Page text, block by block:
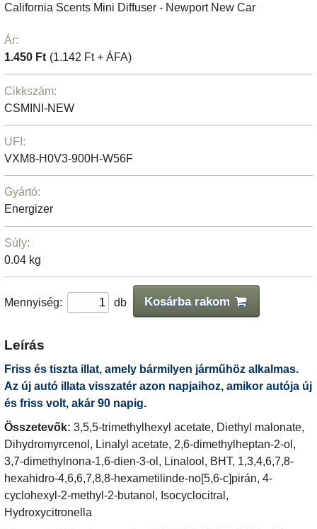
California Scents Mini Diffuser - Newport New Car
Ár:
1.450 Ft (1.142 Ft + ÁFA)
Cikkszám:
CSMINI-NEW
UFI:
VXM8-H0V3-900H-W56F
Gyártó:
Energizer
Súly:
0.04 kg
Mennyiség: db Kosárba rakom
Leírás
Friss és tiszta illat, amely bármilyen járműhöz alkalmas.
Az új autó illata visszatér azon napjaihoz, amikor autója új
és friss volt, akár 90 napig.
Összetevők:3,5,5-trimethylhexyl acetate, Diethyl malonate,
Dihydromyrcenol, Linalyl acetate, 2,6-dimethylheptan-2-ol,
3,7-dimethylnona-1,6-dien-3-ol, Linalool, BHT, 1,3,4,6,7,8-
hexahidro-4,6,6,7,8,8-hexametilinde-no[5,6-c]pirán, 4-
cyclohexyl-2-methyl-2-butanol, Isocyclocitral,
Hydroxycitronella